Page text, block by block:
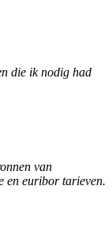
die ik nodig had
van
en euribor tarieven.